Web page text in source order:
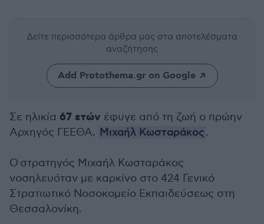
Δείτε περισσότερα άρθρα μας στα αποτελέσματα
αναζήτησης
Add Protothema.gr on Google
Σε ηλικία 67 ετών έφυγε από τη ζωή ο πρώην
Αρχηγός ΓΕΕΘΑ, Μιχαήλ Κωσταράκος.
Ο στρατηγός Μιχαήλ Κωσταράκος
νοσηλευόταν με καρκίνο στο 424 Γενικό
Στρατιωτικό Νοσοκομείο Εκπαιδεύσεως στη
Θεσσαλονίκη.